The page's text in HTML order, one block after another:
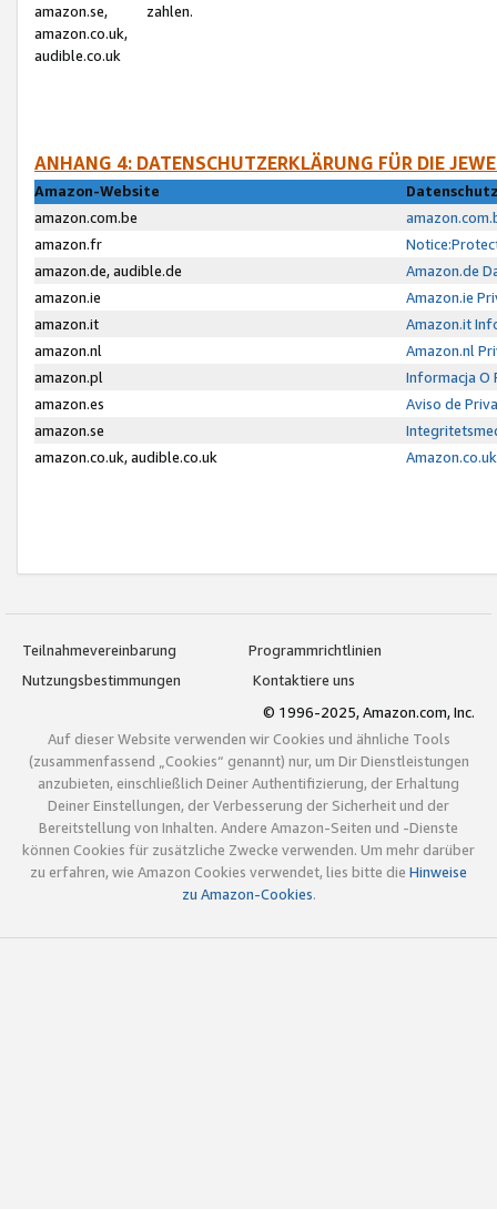
amazon.se,
amazon.co.uk,
audible.co.uk
zahlen.
ANHANG 4: DATENSCHUTZERKLÄRUNG FÜR DIE
Amazon-Website
amazon.com.be
amazon.fr
amazon.de, audible.de
Amazon.de
amazon.ie
Amazon.ie
amazon.it
Amazon.it
amazon.nl
Amazon.nl
amazon.pl
Informacja O
amazon.es
Aviso de
amazon.se
amazon.co.uk, audible.co.uk
Teilnahmevereinbarung
Programmrichtlinien
Nutzungsbestimmungen
Kontaktiere uns
© 1996-2025, Amazon.com, Inc.
Auf dieser Website verwenden wir Cookies und ähnliche Tools
(zusammenfassend „Cookies“ genannt) nur, um Dir Dienstleistungen
anzubieten, einschließlich Deiner Authentifizierung, der Erhaltung
Deiner Einstellungen, der Verbesserung der Sicherheit und der
Bereitstellung von Inhalten. Andere Amazon-Seiten und -Dienste
können Cookies für zusätzliche Zwecke verwenden. Um mehr darüber
zu erfahren, wie Amazon Cookies verwendet, lies bitte die Hinweise
zu Amazon-Cookies.